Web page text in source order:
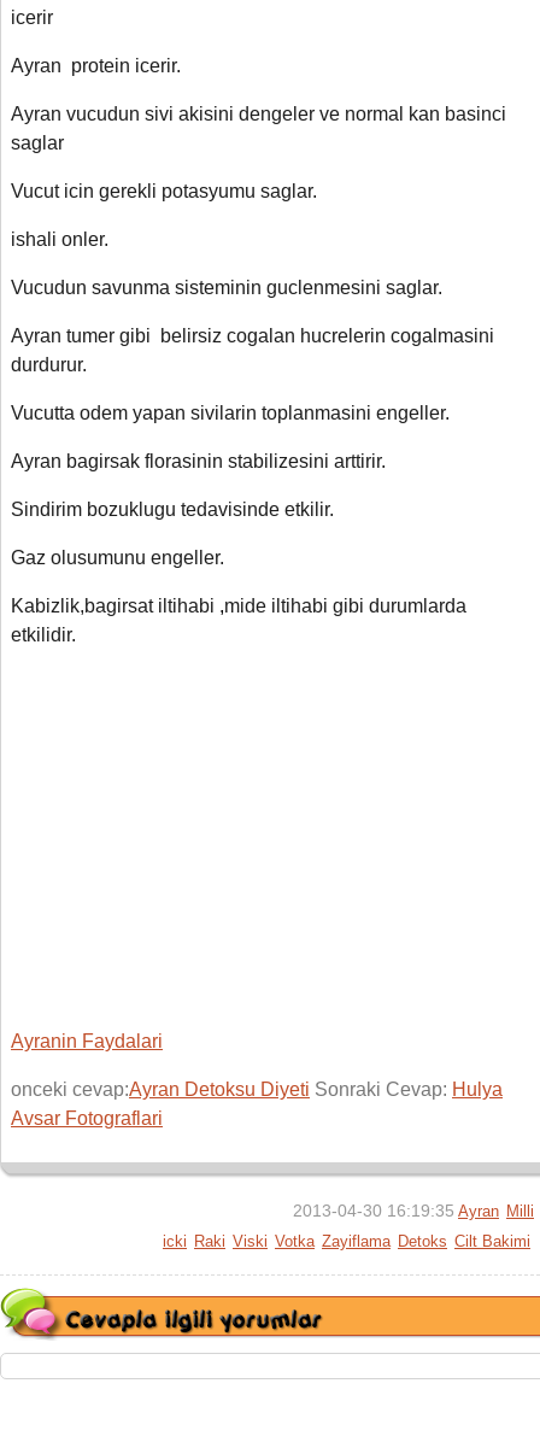
icerir
Ayran protein icerir.
Ayran vucudun sivi akisini dengeler ve normal kan basinci
saglar
Vucut icin gerekli potasyumu saglar.
ishali onler.
Vucudun savunma sisteminin guclenmesini saglar.
Ayran tumer gibi belirsiz cogalan hucrelerin cogalmasini
durdurur.
Vucutta odem yapan sivilarin toplanmasini engeller.
Ayran bagirsak florasinin stabilizesini arttirir.
Sindirim bozuklugu tedavisinde etkilir.
Gaz olusumunu engeller.
Kabizlik,bagirsat iltihabi ,mide iltihabi gibi durumlarda
etkilidir.
Ayranin Faydalari
onceki cevap:Ayran Detoksu Diyeti Sonraki Cevap: Hulya
Avsar Fotograflari
2013-04-30 16:19:35 Ayran Milli
icki Raki Viski Votka Zayiflama Detoks Cilt Bakimi